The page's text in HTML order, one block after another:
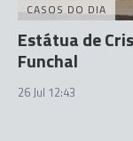
CASOS DO DIA
Estátua de
Funchal
26 Jul 12:43